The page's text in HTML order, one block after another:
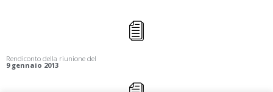
Rendiconto della riunione del
9 gennaio 2013